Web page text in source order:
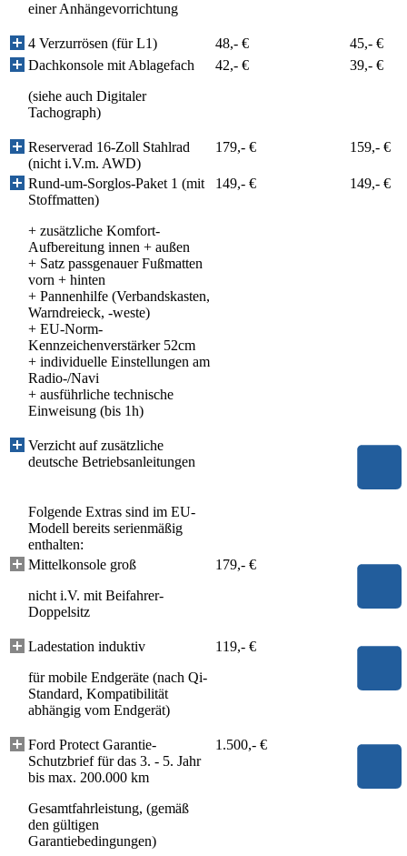
einer Anhängevorrichtung
4 Verzurrösen (für L1) 48,- €
45,- €
Dachkonsole mit Ablagefach
(siehe auch Digitaler
Tachograph)
42,- € 39,- €
Reserverad 16-Zoll Stahlrad
(nicht i.V.m. AWD)
179,- € 159,- €
Rund-um-Sorglos-Paket 1 (mit
Stoffmatten)
+ zusätzliche Komfort-
Aufbereitung innen + außen
+ Satz passgenauer Fußmatten
vorn + hinten
+ Pannenhilfe (Verbandskasten,
Warndreieck, -weste)
+ EU-Norm-
Kennzeichenverstärker 52cm
+ individuelle Einstellungen am
Radio-/Navi
+ ausführliche technische
Einweisung (bis 1h)
149,- € 149,- €
Verzicht auf zusätzliche
deutsche Betriebsanleitungen
Folgende Extras sind im EU-
Modell bereits serienmäßig
enthalten:
Mittelkonsole groß
nicht i.V. mit Beifahrer-
Doppelsitz
179,- €
Ladestation induktiv
für mobile Endgeräte (nach Qi-
Standard, Kompatibilität
abhängig vom Endgerät)
119,- €
Ford Protect Garantie-
Schutzbrief für das 3. - 5. Jahr
bis max. 200.000 km
Gesamtfahrleistung, (gemäß
den gültigen
Garantiebedingungen)
1.500,- €